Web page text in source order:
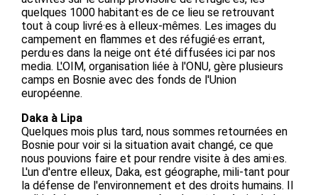
quelques 1000 habitant·es de ce lieu se retrouvant
tout à coup livré·es à elleux-mêmes. Les images du
campement en flammes et des réfugié·es errant,
perdu·es dans la neige ont été diffusées ici par nos
media. L'OIM, organisation liée à l'ONU, gère plusieurs
camps en Bosnie avec des fonds de l'Union
européenne.
Daka à Lipa
Quelques mois plus tard, nous sommes retournées en
Bosnie pour voir si la situation avait changé, ce que
nous pouvions faire et pour rendre visite à des ami·es.
L'un d'entre elleux, Daka, est géographe, mili-tant pour
la défense de l'environnement et des droits humains. Il